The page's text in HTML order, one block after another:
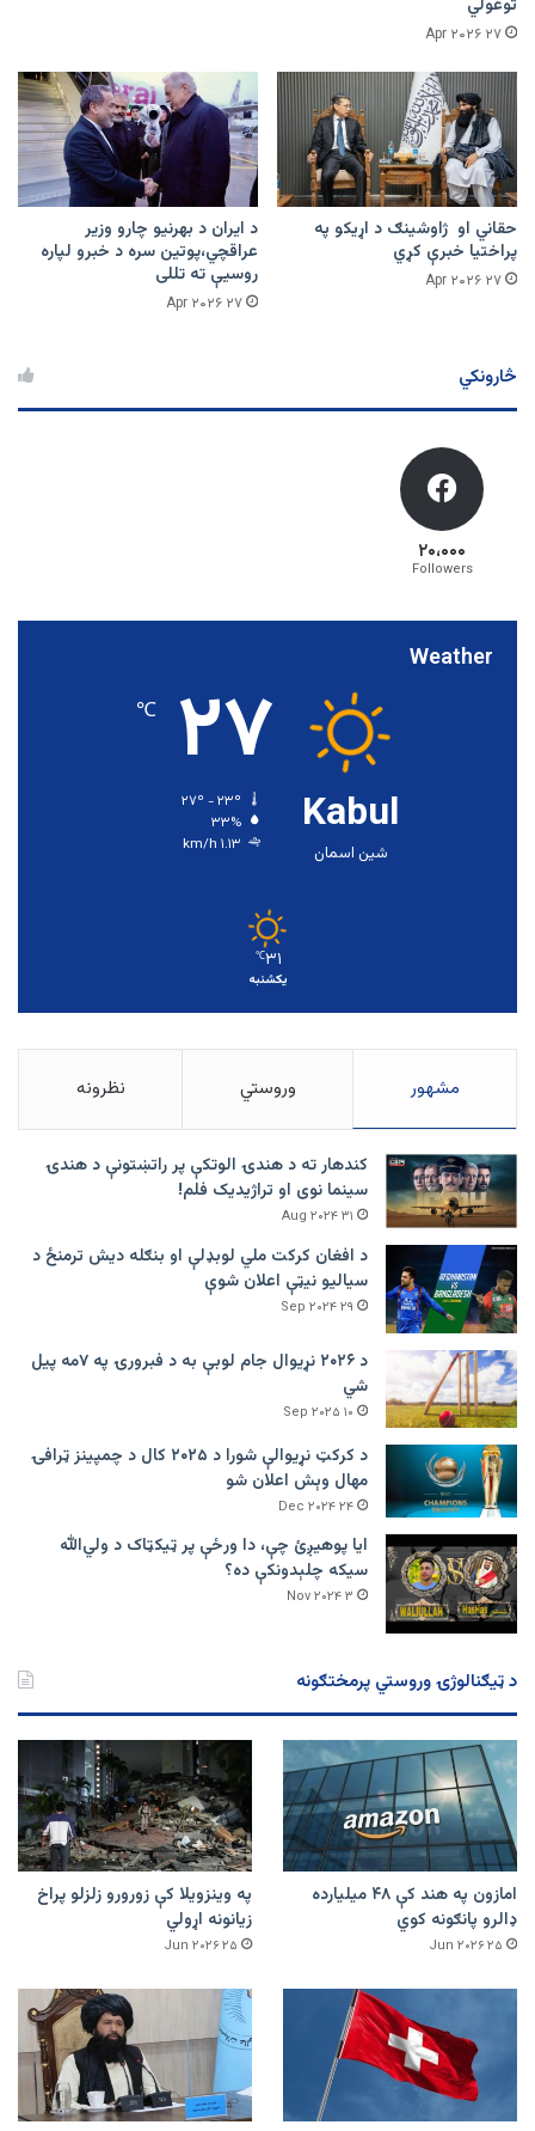
توغولي
۲۷ Apr ۲۰۲۶
حقاني او ژاوشینګ د اړیکو په
پراختیا خبرې کړي
۲۷ Apr ۲۰۲۶
د ایران د بهرنیو چارو وزیر
عراقچي،پوتین سره د خبرو لپاره
روسیې ته تللی
۲۷ Apr ۲۰۲۶
څارونکي
۲۰،۰۰۰
Followers
Weather
Kabul
شین اسمان
۲۷ ℃
۳۳%
۱.۱۳ km/h
۳۱℃
یکشنبه
مشهور وروستي نظرونه
کندهار ته د هندۍ الوتکې پر راتښتونې د هندۍ
سینما نوی او تراژيديک فلم!
۳۱ Aug ۲۰۲۴
د افغان کرکت ملي لوبډلې او بنګله دیش ترمنځ د
سیالیو نیټې اعلان شوې
۲۹ Sep ۲۰۲۴
د ۲۰۲۶ نړیوال جام لوبې به د فبرورۍ په ۷مه پیل
شي
۱۰ Sep ۲۰۲۵
د کرکټ نړیوالې شورا د ۲۰۲۵ کال د چمپینز ټرافۍ
مهال وېش اعلان شو
۲۴ Dec ۲۰۲۴
ایا پوهیږئ چې، دا ورځې پر ټيکټاک د ولي‌الله
سیکه چلېدونکې ده؟
۳ Nov ۲۰۲۴
د ټیګنالوژۍ وروستي پرمختګونه
امازون په هند کې ۴۸ میلیارده
ډالرو پانګونه کوي
۲۵ Jun ۲۰۲۶
په وینزویلا کې زورورو زلزلو پراخ
زیانونه اړولي
۲۵ Jun ۲۰۲۶